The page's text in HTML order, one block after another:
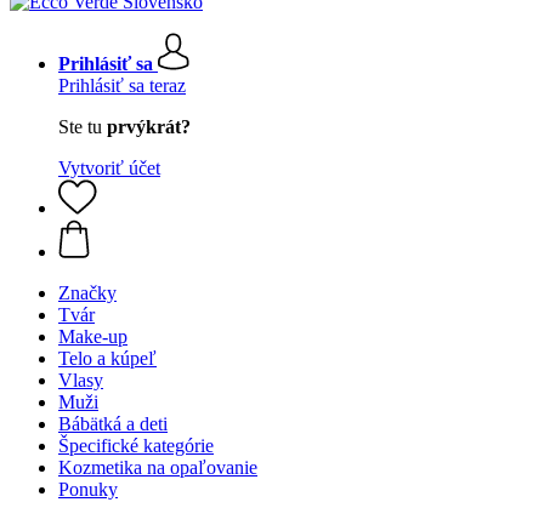
Prihlásiť sa
Prihlásiť sa teraz
Ste tu prvýkrát?
Vytvoriť účet
Značky
Tvár
Make-up
Telo a kúpeľ
Vlasy
Muži
Bábätká a deti
Špecifické kategórie
Kozmetika na opaľovanie
Ponuky